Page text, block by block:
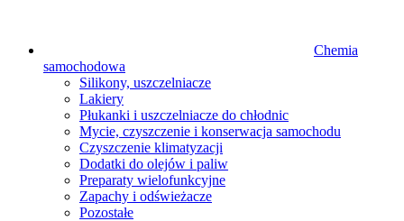
Chemia
samochodowa
Silikony, uszczelniacze
Lakiery
Płukanki i uszczelniacze do chłodnic
Mycie, czyszczenie i konserwacja samochodu
Czyszczenie klimatyzacji
Dodatki do olejów i paliw
Preparaty wielofunkcyjne
Zapachy i odświeżacze
Pozostałe